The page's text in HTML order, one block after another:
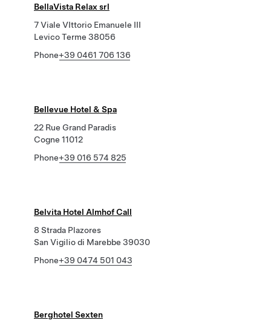
BellaVista Relax srl
7 Viale VIttorio Emanuele III
Levico Terme 38056
Phone+39 0461 706 136
Bellevue Hotel & Spa
22 Rue Grand Paradis
Cogne 11012
Phone+39 016 574 825
Belvita Hotel Almhof Call
8 Strada Plazores
San Vigilio di Marebbe 39030
Phone+39 0474 501 043
Berghotel Sexten